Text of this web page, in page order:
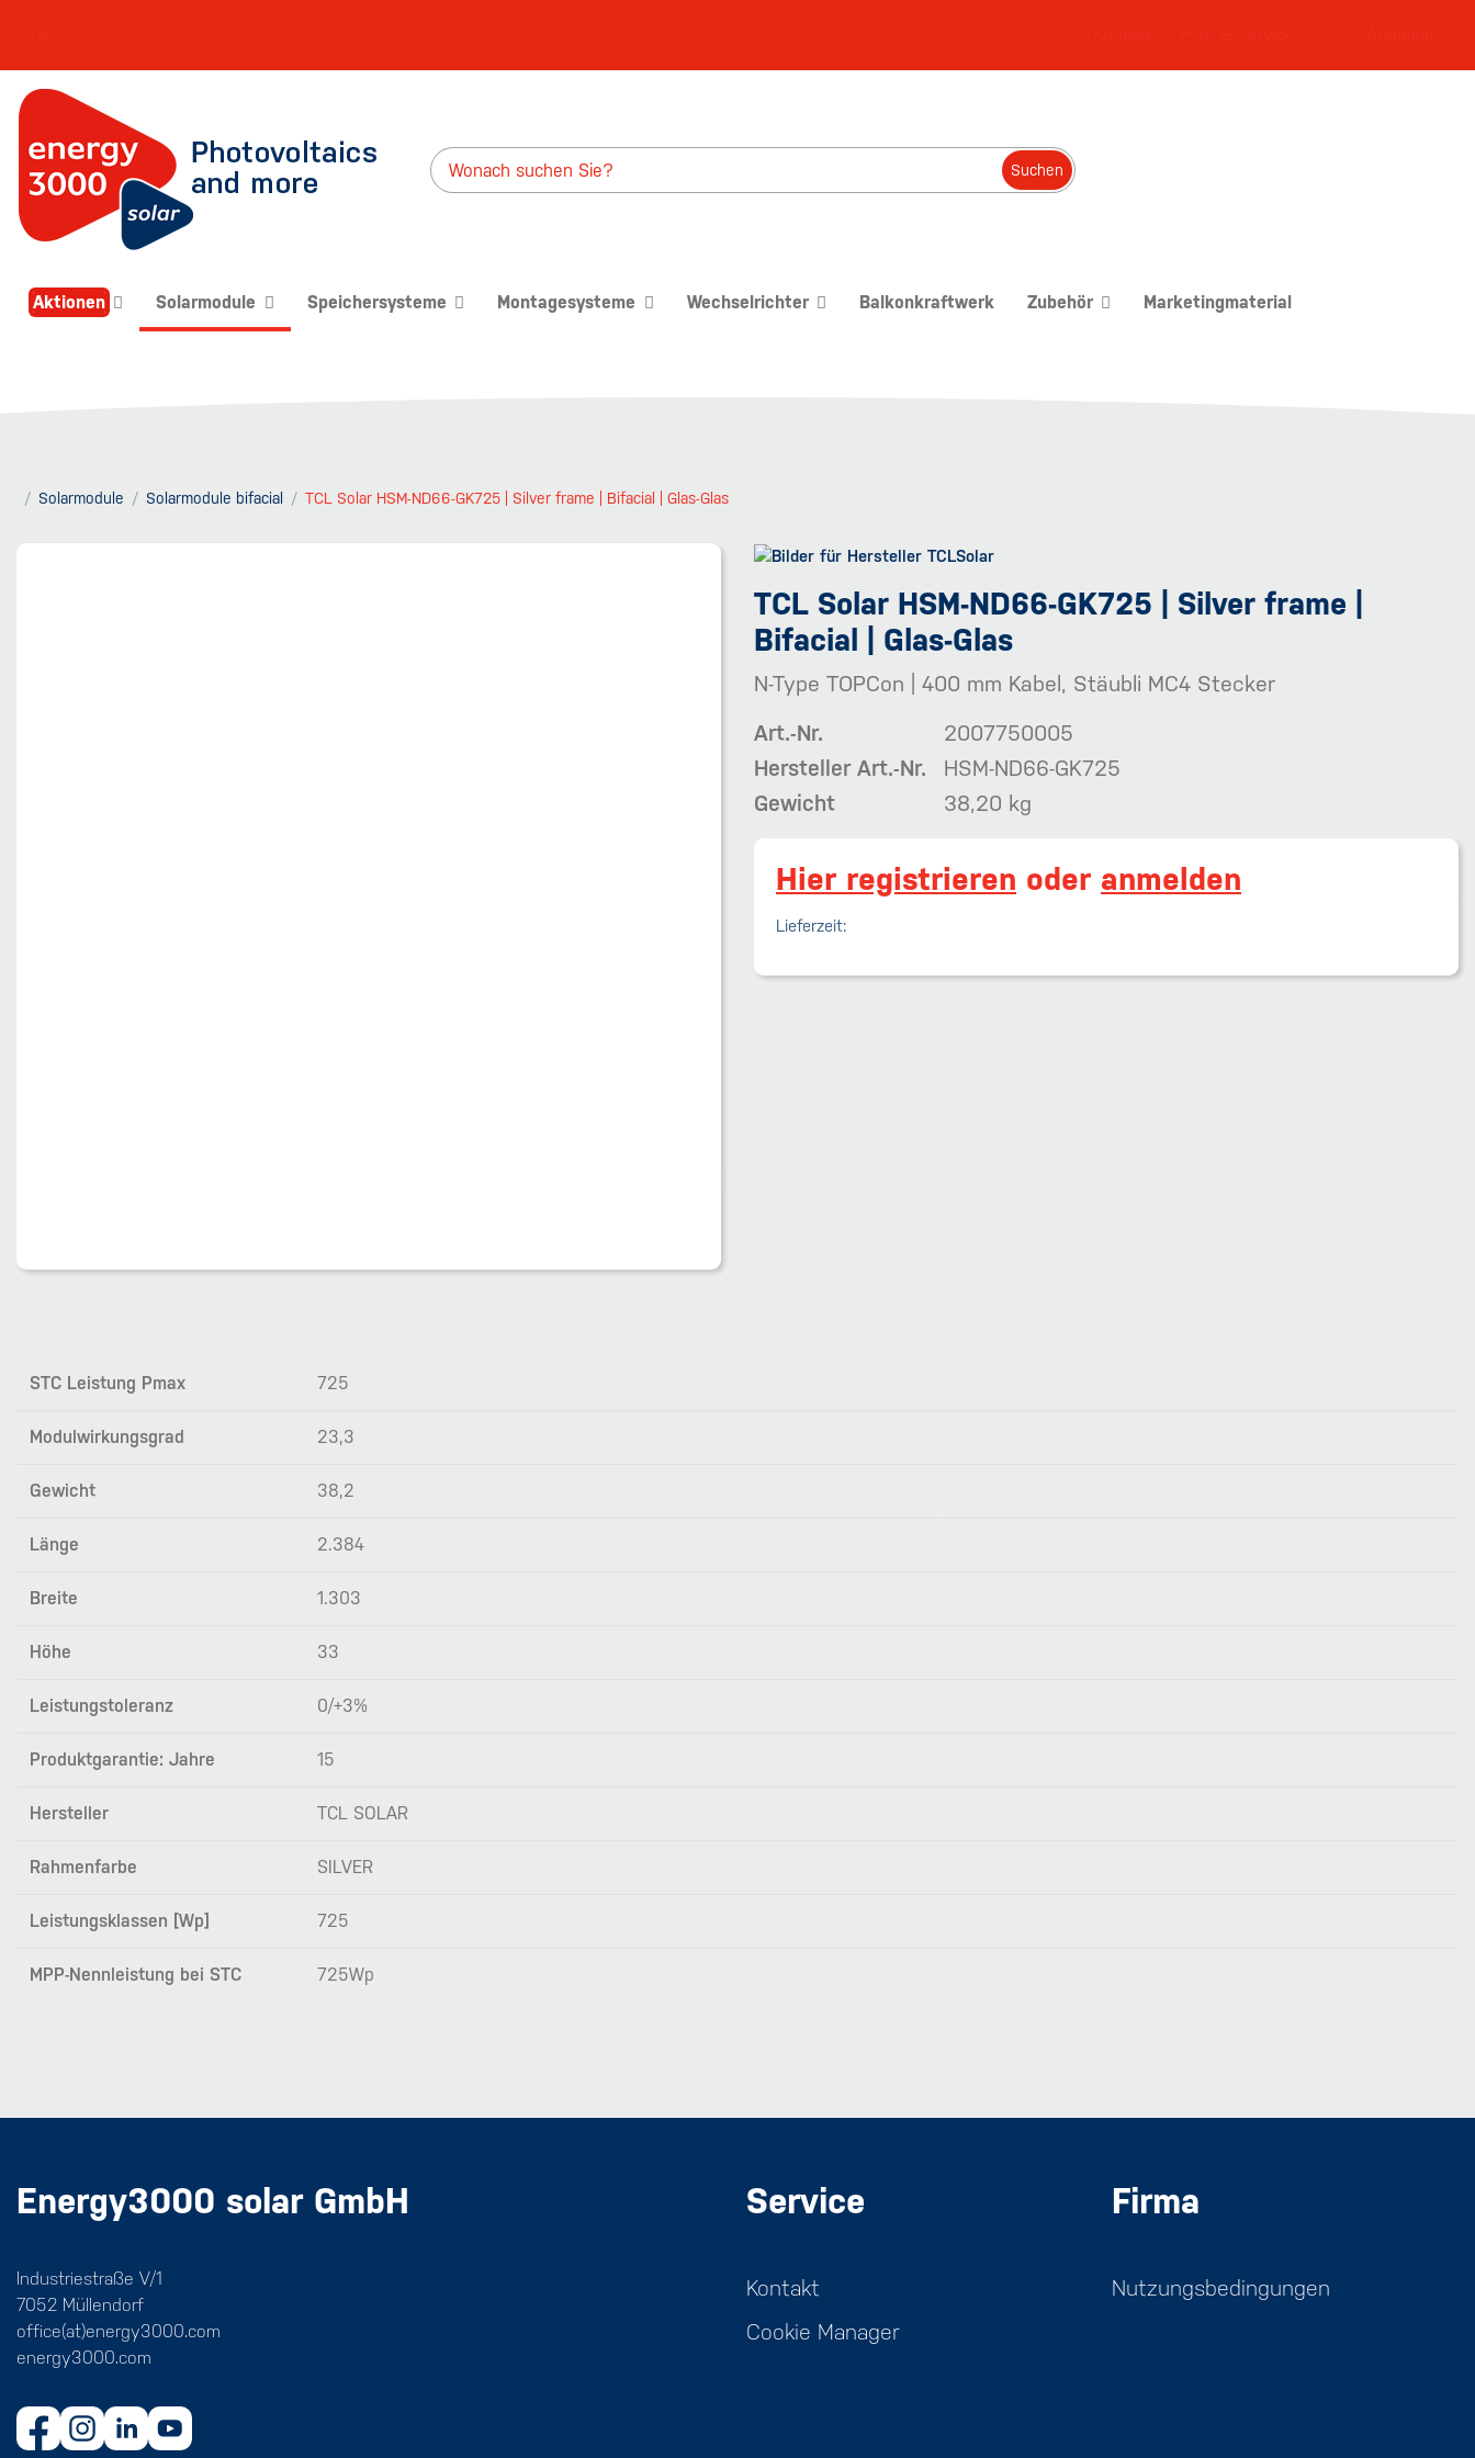
Suchen
Aktionen Solarmodule Speichersysteme Montagesysteme Wechselrichter Balkonkraftwerk Zubehör Marketingmaterial
Solarmodule Solarmodule bifacial TCL Solar HSM-ND66-GK725 | Silver frame | Bifacial | Glas-Glas
TCL Solar HSM-ND66-GK725 | Silver frame |
Bifacial | Glas-Glas
N-Type TOPCon | 400 mm Kabel, Stäubli MC4 Stecker
Art.-Nr.
2007750005
Hersteller Art.-Nr.
HSM-ND66-GK725
Gewicht
38,20 kg
Hier registrieren oder anmelden
Lieferzeit:
STC Leistung Pmax 725
Modulwirkungsgrad 23,3
Gewicht 38,2
Länge 2.384
Breite 1.303
Höhe 33
Leistungstoleranz 0/+3%
Produktgarantie: Jahre 15
Hersteller TCL SOLAR
Rahmenfarbe SILVER
Leistungsklassen [Wp] 725
MPP-Nennleistung bei STC 725Wp
Energy3000 solar GmbH
Industriestraße V/1
7052 Müllendorf
office(at)energy3000.com
energy3000.com
Service
Kontakt
Cookie Manager
Firma
Nutzungsbedingungen